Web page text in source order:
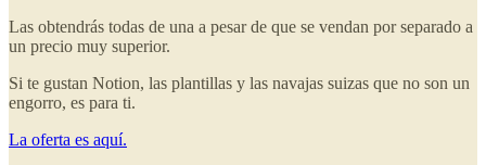
Las obtendrás todas de una a pesar de que se vendan por separado a
un precio muy superior.
Si te gustan Notion, las plantillas y las navajas suizas que no son un
engorro, es para ti.
La oferta es aquí.